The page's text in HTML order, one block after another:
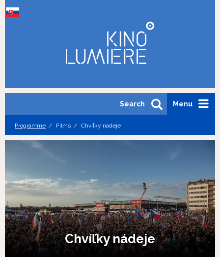
Menu
Search
Programme Films Chvíľky nádeje
Chvíľky nádeje